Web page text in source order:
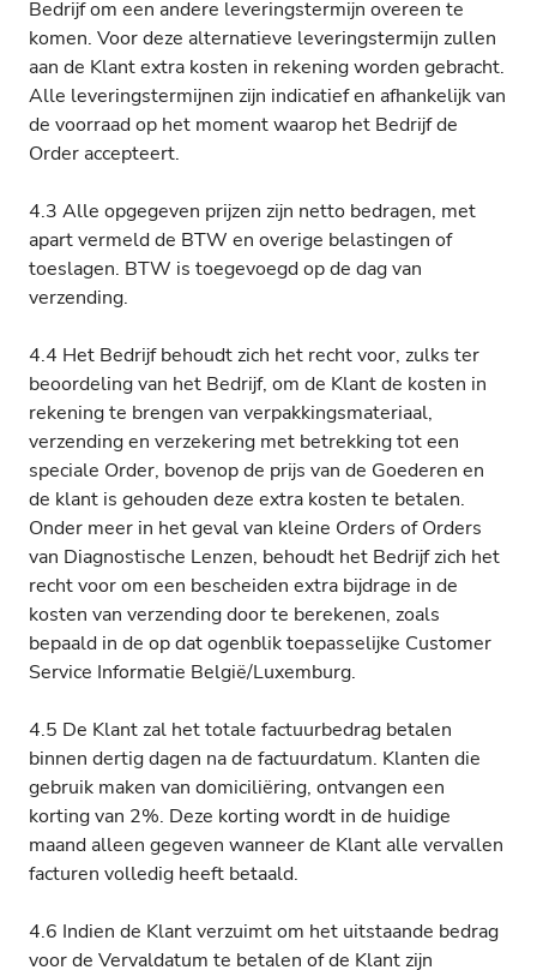
Bedrijf om een andere leveringstermijn overeen te
komen. Voor deze alternatieve leveringstermijn zullen
aan de Klant extra kosten in rekening worden gebracht.
Alle leveringstermijnen zijn indicatief en afhankelijk van
de voorraad op het moment waarop het Bedrijf de
Order accepteert.
4.3 Alle opgegeven prijzen zijn netto bedragen, met
apart vermeld de BTW en overige belastingen of
toeslagen. BTW is toegevoegd op de dag van
verzending.
4.4 Het Bedrijf behoudt zich het recht voor, zulks ter
beoordeling van het Bedrijf, om de Klant de kosten in
rekening te brengen van verpakkingsmateriaal,
verzending en verzekering met betrekking tot een
speciale Order, bovenop de prijs van de Goederen en
de klant is gehouden deze extra kosten te betalen.
Onder meer in het geval van kleine Orders of Orders
van Diagnostische Lenzen, behoudt het Bedrijf zich het
recht voor om een bescheiden extra bijdrage in de
kosten van verzending door te berekenen, zoals
bepaald in de op dat ogenblik toepasselijke Customer
Service Informatie België/Luxemburg.
4.5 De Klant zal het totale factuurbedrag betalen
binnen dertig dagen na de factuurdatum. Klanten die
gebruik maken van domiciliëring, ontvangen een
korting van 2%. Deze korting wordt in de huidige
maand alleen gegeven wanneer de Klant alle vervallen
facturen volledig heeft betaald.
4.6 Indien de Klant verzuimt om het uitstaande bedrag
voor de Vervaldatum te betalen of de Klant zijn